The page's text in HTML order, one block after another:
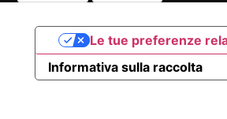
Informativa sulla raccolta
Le tue preferenze